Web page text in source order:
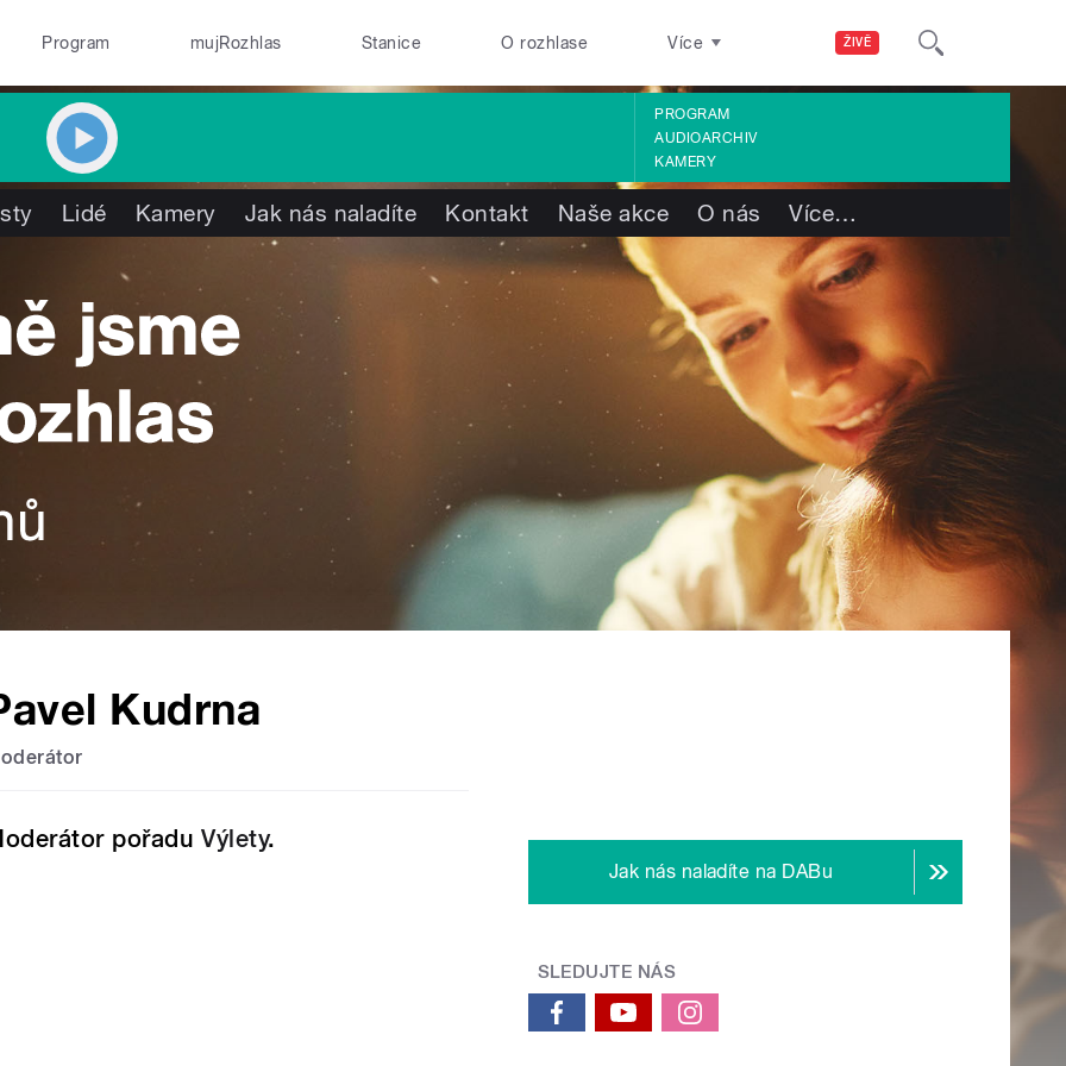
ŽIVĚ
Program mujRozhlas Stanice O rozhlase Více
PROGRAM
AUDIOARCHIV
KAMERY
Lidé Kamery Jak nás naladíte Kontakt Naše akce O nás Více…
Kudrna
pořaduVýlety.
Jak nás naladíte na DABu
SLEDUJTE NÁS